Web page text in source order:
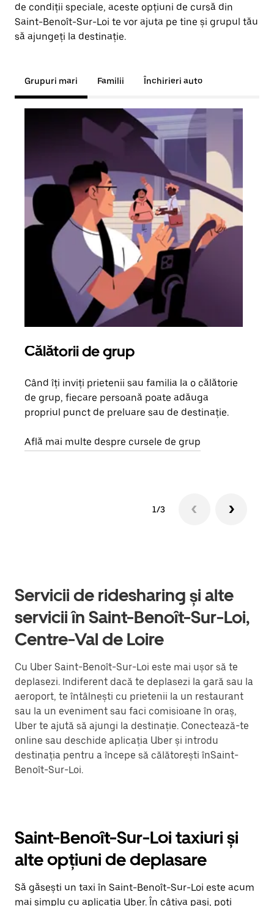
de condiții speciale, aceste opțiuni de cursă din
Saint-Benoît-Sur-Loi te vor ajuta pe tine și grupul tău
să ajungeți la destinație.
Grupuri mari Familii Închirieri auto
Călătorii de grup
Când îți inviți prietenii sau familia la o călătorie
de grup, fiecare persoană poate adăuga
propriul punct de preluare sau de destinație.
Află mai multe despre cursele de grup
1/3
Servicii de ridesharing și alte
servicii în Saint-Benoît-Sur-Loi,
Centre-Val de Loire
Cu Uber Saint-Benoît-Sur-Loi este mai ușor să te
deplasezi. Indiferent dacă te deplasezi la gară sau la
aeroport, te întâlnești cu prietenii la un restaurant
sau la un eveniment sau faci comisioane în oraș,
Uber te ajută să ajungi la destinație. Conectează-te
online sau deschide aplicația Uber și introdu
destinația pentru a începe să călătorești înSaint-
Benoît-Sur-Loi.
Saint-Benoît-Sur-Loi taxiuri și
alte opțiuni de deplasare
Să găsești un taxi în Saint-Benoît-Sur-Loi este acum
mai simplu cu aplicația Uber. În câțiva pași, poți